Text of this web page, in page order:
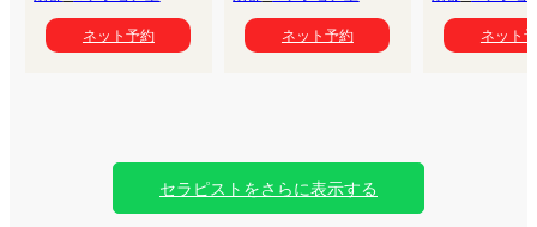
ネット予約
ネット予約
ネット
セラピストをさらに表示する